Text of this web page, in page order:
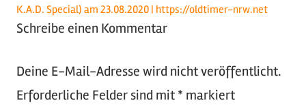
K.A.D. Special) am 23.08.2020 | https://oldtimer-nrw.net
Schreibe einen Kommentar
Deine E-Mail-Adresse wird nicht veröffentlicht.
Erforderliche Felder sind mit * markiert